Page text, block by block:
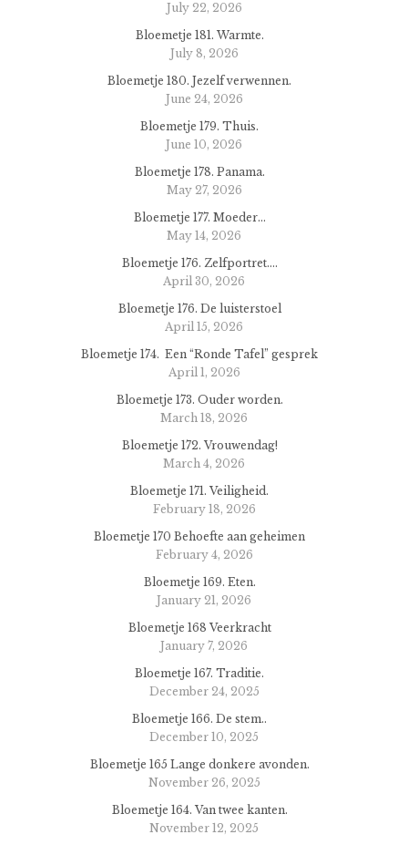
July 22, 2026
Bloemetje 181. Warmte.
July 8, 2026
Bloemetje 180. Jezelf verwennen.
June 24, 2026
Bloemetje 179. Thuis.
June 10, 2026
Bloemetje 178. Panama.
May 27, 2026
Bloemetje 177. Moeder…
May 14, 2026
Bloemetje 176. Zelfportret….
April 30, 2026
Bloemetje 176. De luisterstoel
April 15, 2026
Bloemetje 174. Een “Ronde Tafel” gesprek
April 1, 2026
Bloemetje 173. Ouder worden.
March 18, 2026
Bloemetje 172. Vrouwendag!
March 4, 2026
Bloemetje 171. Veiligheid.
February 18, 2026
Bloemetje 170 Behoefte aan geheimen
February 4, 2026
Bloemetje 169. Eten.
January 21, 2026
Bloemetje 168 Veerkracht
January 7, 2026
Bloemetje 167. Traditie.
December 24, 2025
Bloemetje 166. De stem..
December 10, 2025
Bloemetje 165 Lange donkere avonden.
November 26, 2025
Bloemetje 164. Van twee kanten.
November 12, 2025